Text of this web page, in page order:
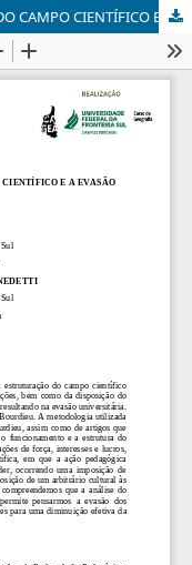
PIERRE BOURDIEU: A ESTRUTURAÇÃO DO CAMPO CIENTÍFICO E A EVASÃO UNIVERSITÁRIA